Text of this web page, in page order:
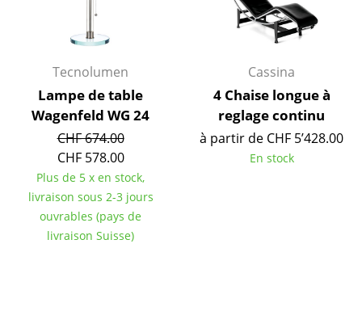
Accessoires
Miroirs
Figurines & Miniatures
Vases
Plateaux
Accessoires de bureau
Tecnolumen
Lampe de table
Wagenfeld WG 24
CHF 674.00
CHF 578.00
Plus de 5 x en stock,
livraison sous 2-3 jours
ouvrables (pays de
livraison Suisse)
Cassina
4 Chaise longue à
reglage continu
à partir de CHF 5’428.00
En stock